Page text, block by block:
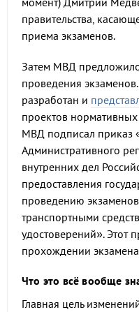
правительства,
приема экзаменов.
Затем МВД
проведения
разработан и
проектов нормативных
МВД подписал приказ
Административного
внутренних дел
предоставления
проведению
транспортными
удостоверений». Этот
прохождении
Что это всё вообще
Главная цель